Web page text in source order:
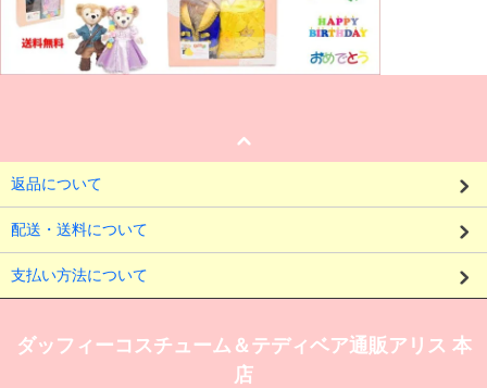
返品について
配送・送料について
支払い方法について
ダッフィーコスチューム＆テディベア通販アリス 本
店